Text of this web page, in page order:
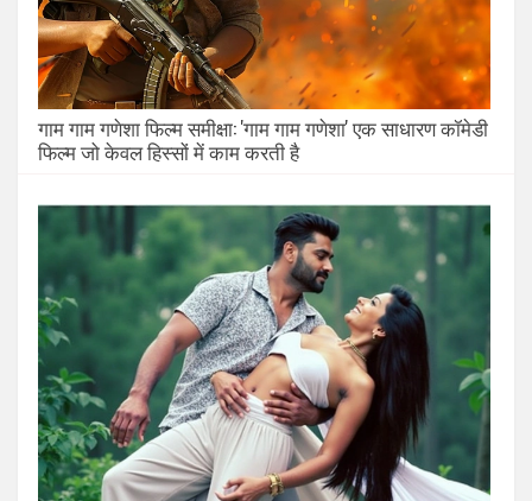
गाम गाम गणेशा फिल्म समीक्षा: 'गाम गाम गणेशा' एक साधारण कॉमेडी
फिल्म जो केवल हिस्सों में काम करती है